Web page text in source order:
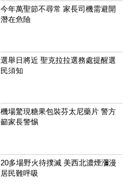
今年萬聖節不尋常 家長司機需避開
潛在危險
選舉日將近 聖克拉拉選務處提醒選
民須知
機場驚現糖果包裝芬太尼藥片 警方
籲家長警惕
20多場野火待撲滅 美西北濃煙瀰漫
居民難呼吸